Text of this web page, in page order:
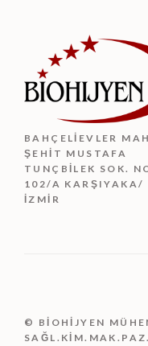
BAHÇELIEVLER
ŞEHIT MUSTAFA
TUNÇBILEK SOK.
102/A KARŞIYAKA/
İZMIR
© BİOHİJYEN